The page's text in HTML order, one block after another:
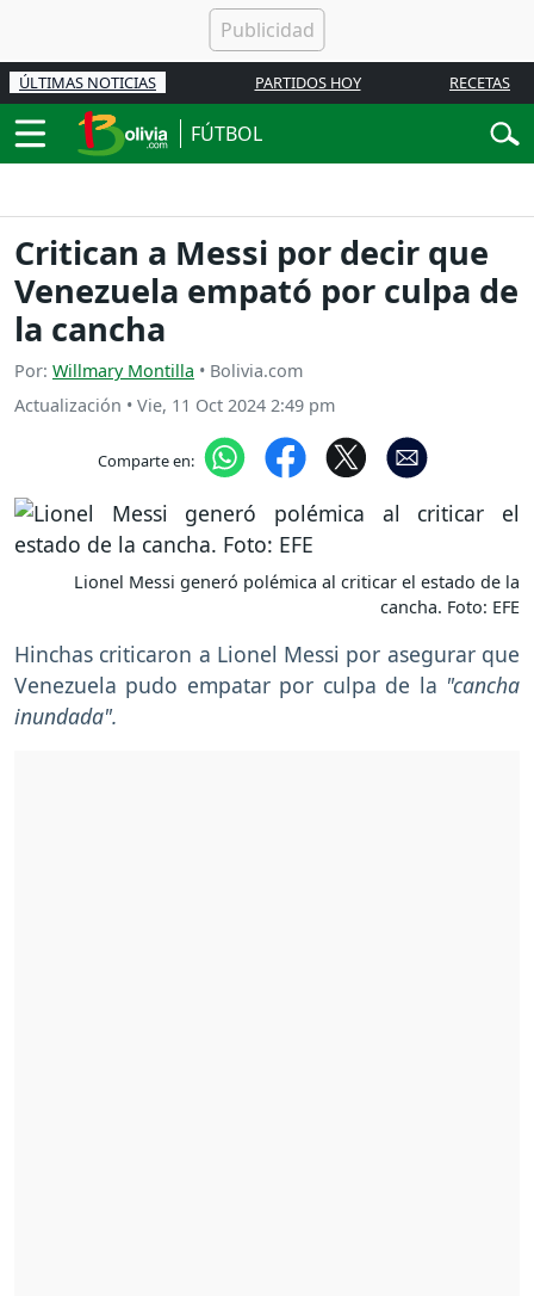
ÚLTIMAS NOTICIAS PARTIDOS HOY RECETAS
FÚTBOL
Critican a Messi por decir que
Venezuela empató por culpa de
la cancha
Por: Willmary Montilla • Bolivia.com
Actualización • Vie, 11 Oct 2024 2:49 pm
Comparte en:
Lionel Messi generó polémica al criticar el estado de la
cancha. Foto: EFE
Hinchas criticaron a Lionel Messi por asegurar que
Venezuela pudo empatar por culpa de la "cancha
inundada".